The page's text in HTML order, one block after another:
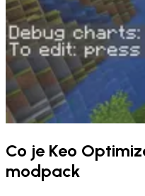
Co je Keo
modpack